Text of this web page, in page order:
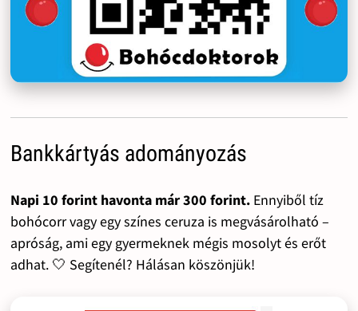
Bankkártyás adományozás
Napi 10 forint havonta már 300 forint.Ennyiből tíz
bohócorr vagy egy színes ceruza is megvásárolható –
apróság, ami egy gyermeknek mégis mosolyt és erőt
adhat. 🤍 Segítenél? Hálásan köszönjük!